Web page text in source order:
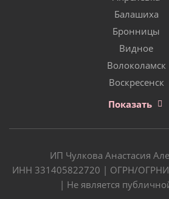
Балашиха
Бронницы
Видное
Волоколамск
Воскресенск
Показать
ИП Чулкова Анастасия
ИНН 331405822720 | ОГРН/
| Не является